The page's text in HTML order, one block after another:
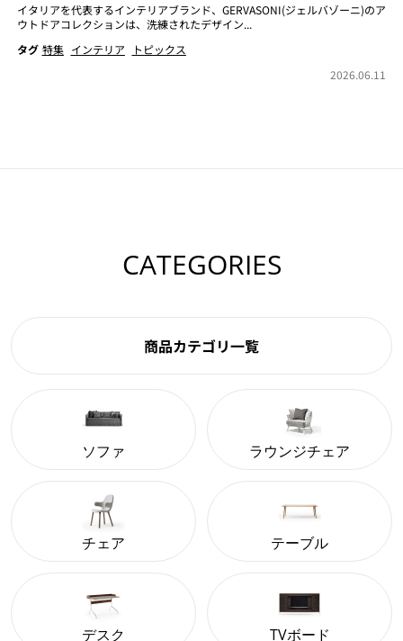
イタリアを代表するインテリアブランド、GERVASONI(ジェルバゾーニ)のア
ウトドアコレクションは、洗練されたデザイン...
タグ 特集 インテリア
トピックス
2026.06.11
CATEGORIES
商品カテゴリ一覧
ソファ ラウンジチェア
チェア テーブル
デスク TVボード